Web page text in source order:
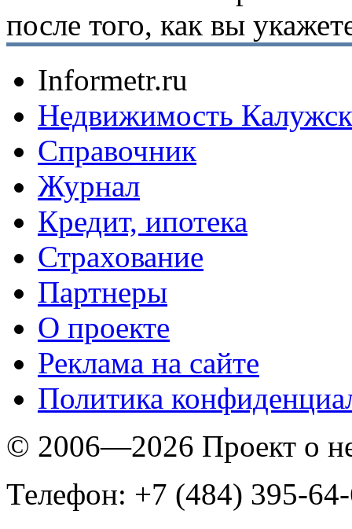
после того, как вы
Informetr.ru
Недвижимость
Справочник
Журнал
Кредит, ипотека
Страхование
Партнеры
O проекте
Реклама на сайте
Политика
© 2006—2026 Проект о
Телефон: +7 (484) 395-